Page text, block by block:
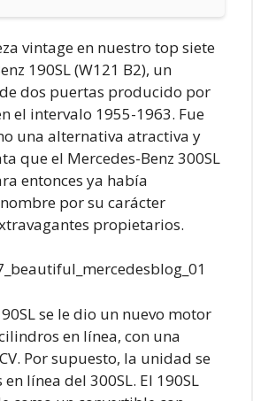
vintage en nuestro top siete
190SL (W121 B2), un
dos puertas producido por
el intervalo 1955-1963. Fue
una alternativa atractiva y
que el Mercedes-Benz 300SL
entonces ya había
por su carácter
propietarios.
se le dio un nuevo motor
en línea, con una
Por supuesto, la unidad se
línea del 300SL. El 190SL